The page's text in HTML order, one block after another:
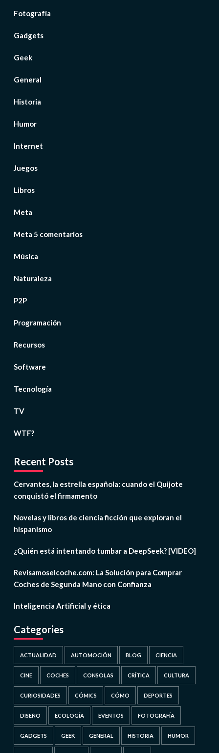
Fotografía
Gadgets
Geek
General
Historia
Humor
Internet
Juegos
Libros
Meta
Meta 5 comentarios
Música
Naturaleza
P2P
Programación
Recursos
Software
Tecnología
TV
WTF?
Recent Posts
Cervantes, la estrella española: cuando el Quijote
conquistó el firmamento
Novelas y libros de ciencia ficción que exploran el
hispanismo
¿Quién está intentando tumbar a DeepSeek? [VIDEO]
Revisamoselcoche.com: La Solución para Comprar
Coches de Segunda Mano con Confianza
Inteligencia Artificial y ética
Categories
ACTUALIDAD AUTOMOCIÓN BLOG CIENCIA
CINE COCHES CONSOLAS CRÍTICA CULTURA
CURIOSIDADES CÓMICS CÓMO DEPORTES
DISEÑO ECOLOGÍA EVENTOS FOTOGRAFÍA
GADGETS GEEK GENERAL HISTORIA HUMOR